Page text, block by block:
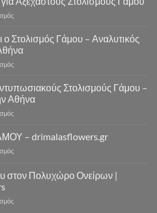
–
Στολισμός
Εκκλησίας
Flowers
στο
Στολισμός
Γάμου
Εκκλησία
Αθήνα
10
Μοναδικά
Concept
Design
Αξέχαστους
Γάμου
ο Στολισμός Γάμου – Αναλυτικός
στο
Κοστίζει
ο
Στολισμός
–
Οδηγός
Αθήνα
Στολισμούς Γάμου –
Αθήνα
στο
20
Ιδέες
για
Στολισμούς
Τάσεις
– drimalasflowers.gr
στο
–
στον Πολυχώρο Ονείρων |
στο